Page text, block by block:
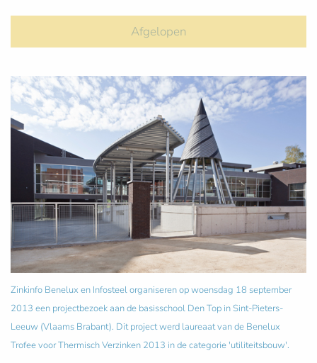
Afgelopen
Zinkinfo Benelux en Infosteel organiseren op woensdag 18 september
2013 een projectbezoek aan de basisschool Den Top in Sint-Pieters-
Leeuw (Vlaams Brabant). Dit project werd laureaat van de Benelux
Trofee voor Thermisch Verzinken 2013 in de categorie 'utiliteitsbouw'.